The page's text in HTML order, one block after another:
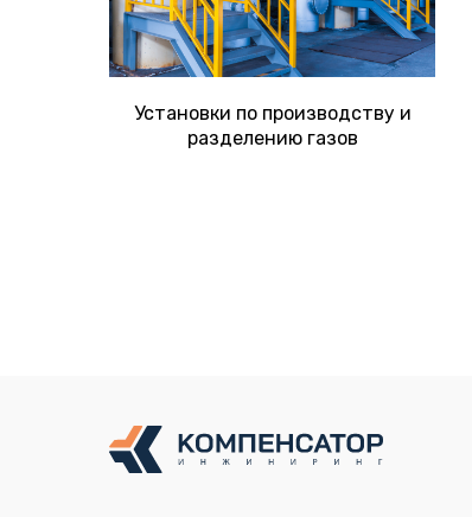
Установки по производству и
разделению газов